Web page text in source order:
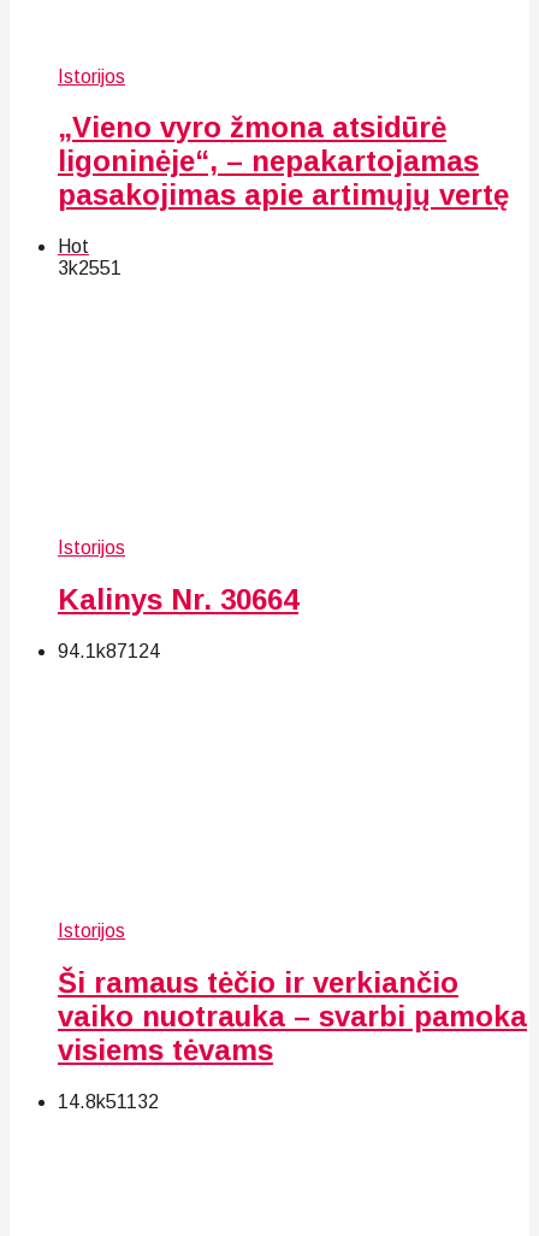
Istorijos
„Vieno vyro žmona atsidūrė
ligoninėje“, – nepakartojamas
pasakojimas apie artimųjų vertę
Hot
3k2551
Istorijos
Kalinys Nr. 30664
94.1k87124
Istorijos
Ši ramaus tėčio ir verkiančio
vaiko nuotrauka – svarbi pamoka
visiems tėvams
14.8k51 132